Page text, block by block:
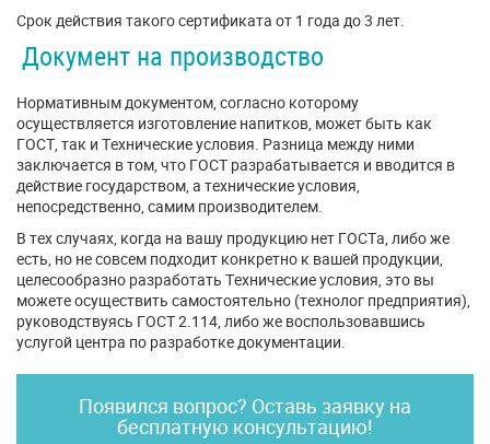
Срок действия такого сертификата от 1 года до 3 лет.
Документ на производство
Нормативным документом, согласно которому
осуществляется изготовление напитков, может быть как
ГОСТ, так и Технические условия. Разница между ними
заключается в том, что ГОСТ разрабатывается и вводится в
действие государством, а технические условия,
непосредственно, самим производителем.
В тех случаях, когда на вашу продукцию нет ГОСТа, либо же
есть, но не совсем подходит конкретно к вашей продукции,
целесообразно разработать Технические условия, это вы
можете осуществить самостоятельно (технолог предприятия),
руководствуясь ГОСТ 2.114, либо же воспользовавшись
услугой центра по разработке документации.
Появился вопрос? Оставь заявку на
бесплатную консультацию!